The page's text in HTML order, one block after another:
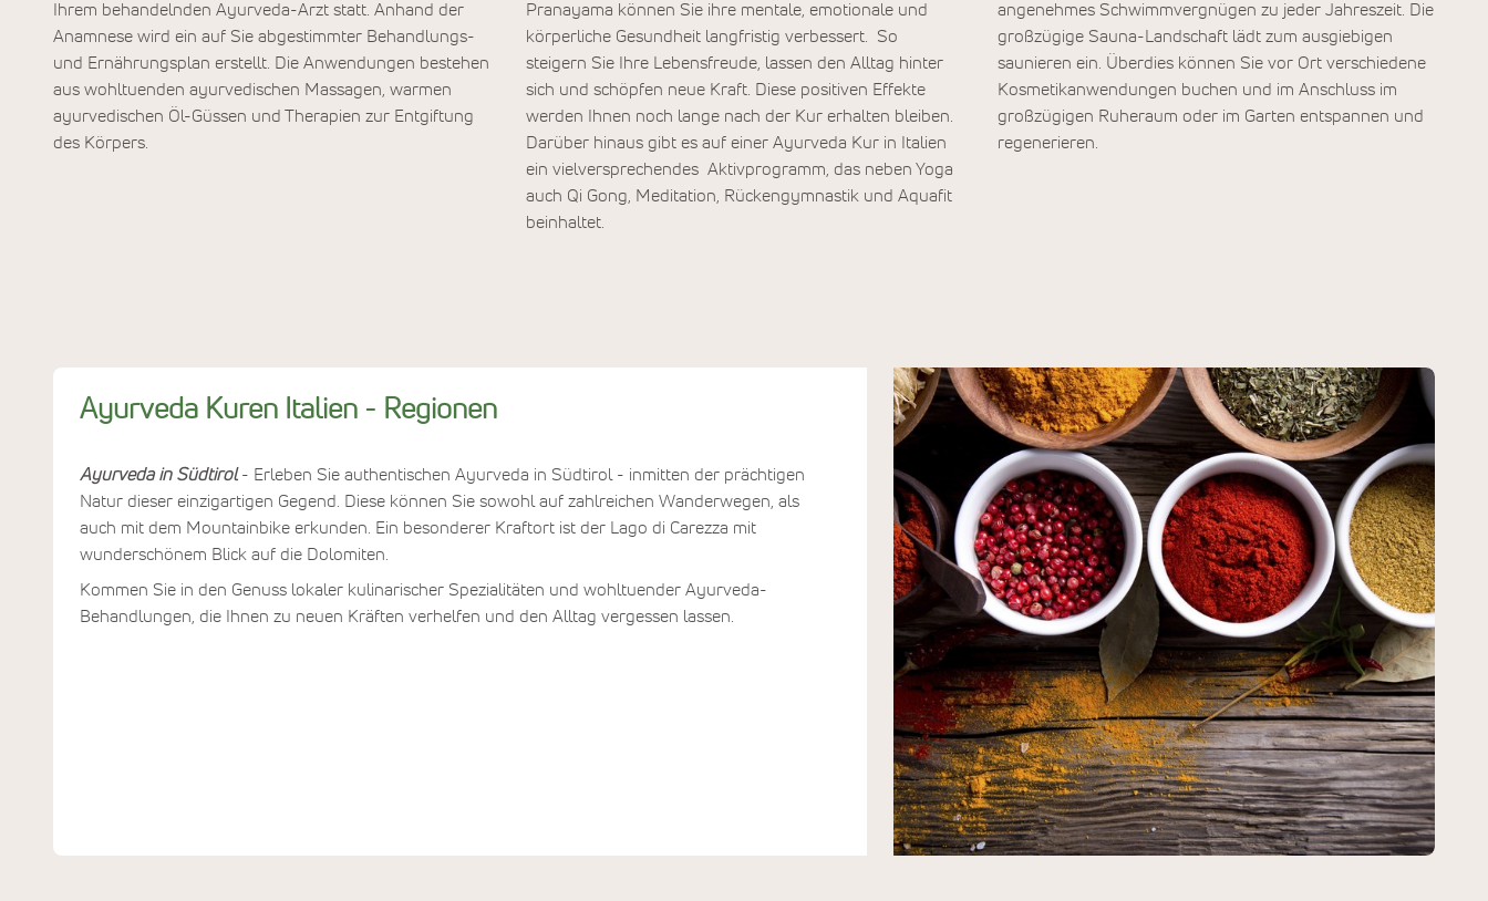
Ihrem behandelnden Ayurveda-Arzt statt. Anhand der
Anamnese wird ein auf Sie abgestimmter Behandlungs-
und Ernährungsplan erstellt. Die Anwendungen bestehen
aus wohltuenden ayurvedischen Massagen, warmen
ayurvedischen Öl-Güssen und Therapien zur Entgiftung
des Körpers.
Pranayama können Sie ihre mentale, emotionale und
körperliche Gesundheit langfristig verbessert. So
steigern Sie Ihre Lebensfreude, lassen den Alltag hinter
sich und schöpfen neue Kraft. Diese positiven Effekte
werden Ihnen noch lange nach der Kur erhalten bleiben.
Darüber hinaus gibt es auf einer Ayurveda Kur in Italien
ein vielversprechendes Aktivprogramm, das neben Yoga
auch Qi Gong, Meditation, Rückengymnastik und Aquafit
beinhaltet.
angenehmes Schwimmvergnügen zu jeder Jahreszeit. Die
großzügige Sauna-Landschaft lädt zum ausgiebigen
saunieren ein. Überdies können Sie vor Ort verschiedene
Kosmetikanwendungen buchen und im Anschluss im
großzügigen Ruheraum oder im Garten entspannen und
regenerieren.
Ayurveda Kuren Italien - Regionen
Ayurveda in Südtirol- Erleben Sie authentischen Ayurveda in Südtirol - inmitten der prächtigen
Natur dieser einzigartigen Gegend. Diese können Sie sowohl auf zahlreichen Wanderwegen, als
auch mit dem Mountainbike erkunden. Ein besonderer Kraftort ist der Lago di Carezza mit
wunderschönem Blick auf die Dolomiten.
Kommen Sie in den Genuss lokaler kulinarischer Spezialitäten und wohltuender Ayurveda-
Behandlungen, die Ihnen zu neuen Kräften verhelfen und den Alltag vergessen lassen.